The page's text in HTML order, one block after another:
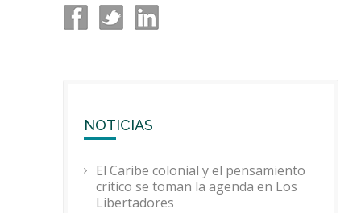
NOTICIAS
El Caribe colonial y el pensamiento
crítico se toman la agenda en Los
Libertadores